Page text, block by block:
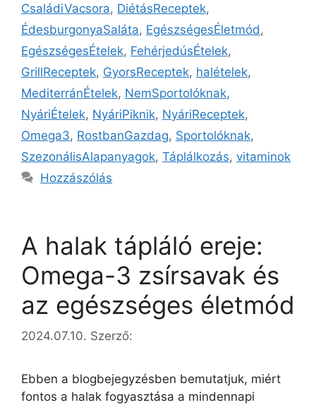
CsaládiVacsora, DiétásReceptek,
ÉdesburgonyaSaláta, EgészségesÉletmód ,
EgészségesÉtelek, FehérjedúsÉtelek,
GrillReceptek, GyorsReceptek, halételek,
MediterránÉtelek, NemSportolóknak,
NyáriÉtelek, NyáriPiknik, NyáriReceptek,
Omega3, RostbanGazdag, Sportolóknak,
SzezonálisAlapanyagok, Táplálkozás, vitaminok
Hozzászólás
A halak tápláló ereje:
Omega-3 zsírsavak és
az egészséges életmód
2024.07.10. Szerző:
Ebben a blogbejegyzésben bemutatjuk, miért
fontos a halak fogyasztása a mindennapi